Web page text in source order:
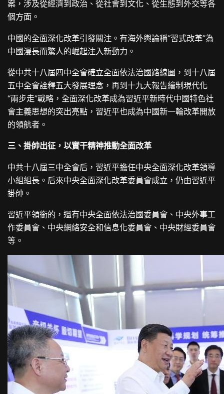
案，涉及從經濟到政治、從社會到文化、從生態到外交等各
個方面。
中國的全面深化改革引發關注。有海外輿論稱“習式改革”為
中國漫長而驚人的崛起注入新動力。
從中共十八屆四中全會確立全面依法治國路線圖，到十八屆
五中全會詮釋五大發展理念，再到十九大報告繪制現代化
“兩步走”戰略，全面深化改革成為習近平新時代中國特色社
會主義思想的突出亮點，習近平也成為中國新一輪改革開放
的領航者。
三、掛帥出征，以實干精神推動全面改革
中共十八屆三中全會后，習近平擔任中央全面深化改革領導
小組組長。后來中央全面深化改革委員會成立，仍由習近平
掛帥。
習近平領銜的，還有中央全面依法治國委員會、中央外事工
作委員會、中央網絡安全和信息化委員會、中央財經委員會
等。